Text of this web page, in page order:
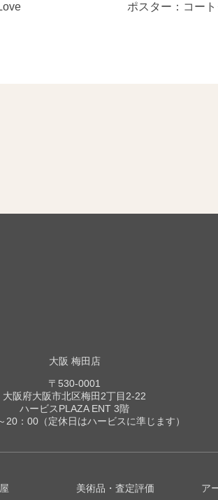
ポスター：コー
大阪 梅田店
〒530-0001
大阪府大阪市北区梅田2丁目2-22
ハービスPLAZA ENT 3階
20：00（定休日はハービスに準じます）
美術品・査定評価 ア